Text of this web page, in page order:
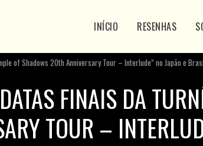
INÍCIO RESENHAS
of Shadows 20th Anniversary Tour – Interlude” no Japão e
FINAIS DA
TOUR –